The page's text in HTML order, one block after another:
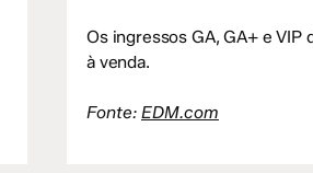
Os ingressos GA, GA+ e VIP
à venda.
Fonte: EDM.com